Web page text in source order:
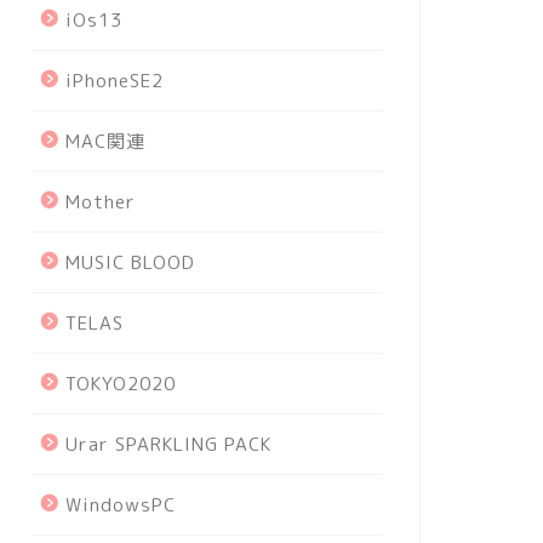
iOs13
iPhoneSE2
MAC関連
Mother
MUSIC BLOOD
TELAS
TOKYO2020
Urar SPARKLING PACK
WindowsPC